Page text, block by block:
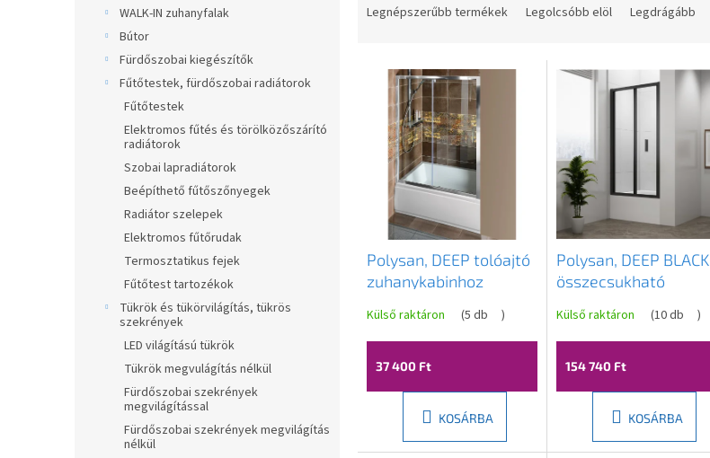
WALK-IN zuhanyfalak
Bútor
Fürdőszobai kiegészítők
Fűtőtestek, fürdőszobai radiátorok
Fűtőtestek
Elektromos fűtés és törölközőszárító
radiátorok
Szobai lapradiátorok
Beépíthető fűtőszőnyegek
Radiátor szelepek
Elektromos fűtőrudak
Termosztatikus fejek
Fűtőtest tartozékok
Tükrök és tükörvilágítás, tükrös
szekrények
LED világítású tükrök
Tükrök megvulágítás nélkül
Fürdőszobai szekrények
megvilágítással
Fürdőszobai szekrények megvilágítás
nélkül
Legnépszerűbb termékek Legolcsóbb elöl Legdrágább
Polysan, DEEP tolóajtó
zuhanykabinhoz
átlátszó üveg, MD1315
Külső raktáron (5 db )
37 400 Ft
KOSÁRBA
Polysan, DEEP BLACK
összecsukható
1000x1650mm,
átlátszó üveg,
MD1910B
Külső raktáron (10 db )
154 740 Ft
KOSÁRBA